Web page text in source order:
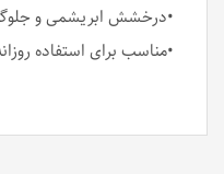
•درخشش ابریشمی و
•مناسب برای استفاده